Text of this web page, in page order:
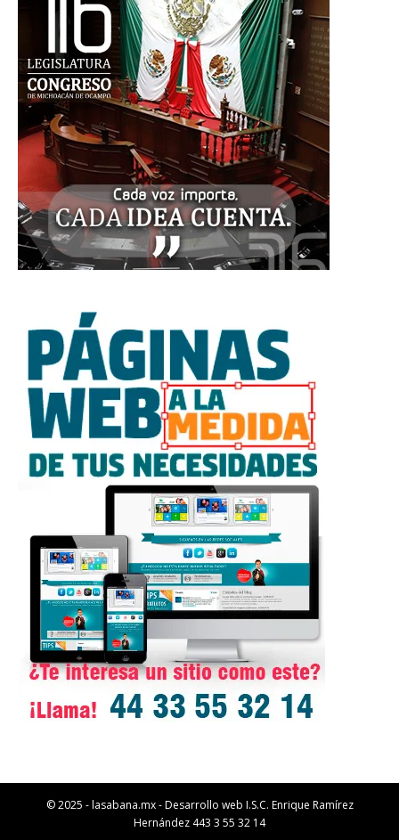
© 2025 - lasabana.mx - Desarrollo web I.S.C. Enrique Ramírez
Hernández 443 3 55 32 14